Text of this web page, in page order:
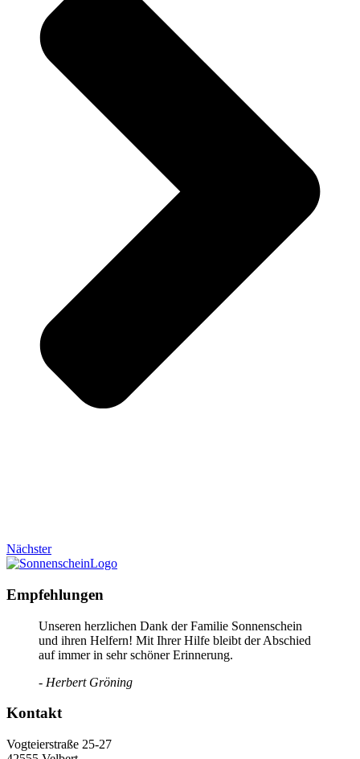
Nächster
Empfehlungen
Unseren herzlichen Dank der Familie Sonnenschein
und ihren Helfern! Mit Ihrer Hilfe bleibt der Abschied
auf immer in sehr schöner Erinnerung.
- Herbert Gröning
Kontakt
Vogteierstraße 25-27